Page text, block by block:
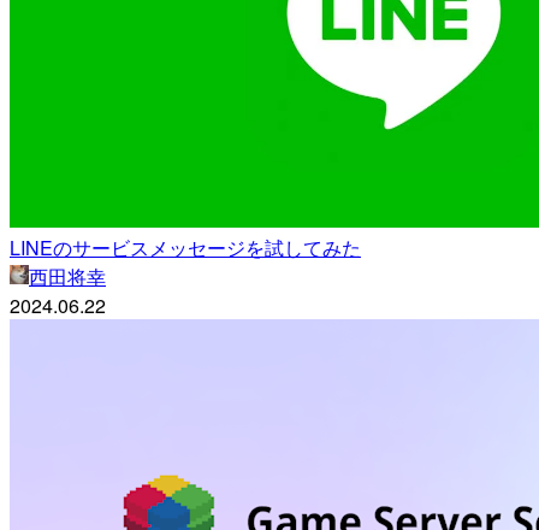
LINEのサービスメッセージを試してみた
西田将幸
2024.06.22